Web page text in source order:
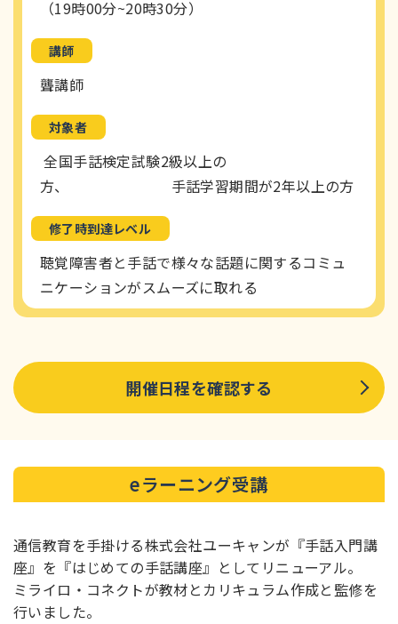
（19時00分~20時30分）
講師
聾講師
対象者
全国手話検定試験2級以上の
方、 手話学習期間が2年以上の方
修了時到達レベル
聴覚障害者と手話で様々な話題に関するコミュ
ニケーションがスムーズに取れる
開催日程を確認する
eラーニング受講
通信教育を手掛ける株式会社ユーキャンが『手話入門講
座』を『はじめての手話講座』としてリニューアル。
ミライロ・コネクトが教材とカリキュラム作成と監修を
行いました。